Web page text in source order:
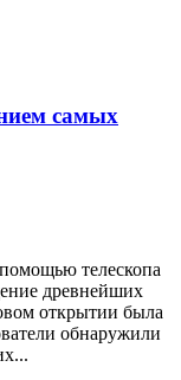
самых
телескопа
древнейших
открытии была
обнаружили